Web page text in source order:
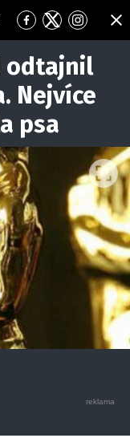
Přejít
na
Facebook
Přejít
na
Twitter
Přejít
na
odtajnil
Nejvíce
psa